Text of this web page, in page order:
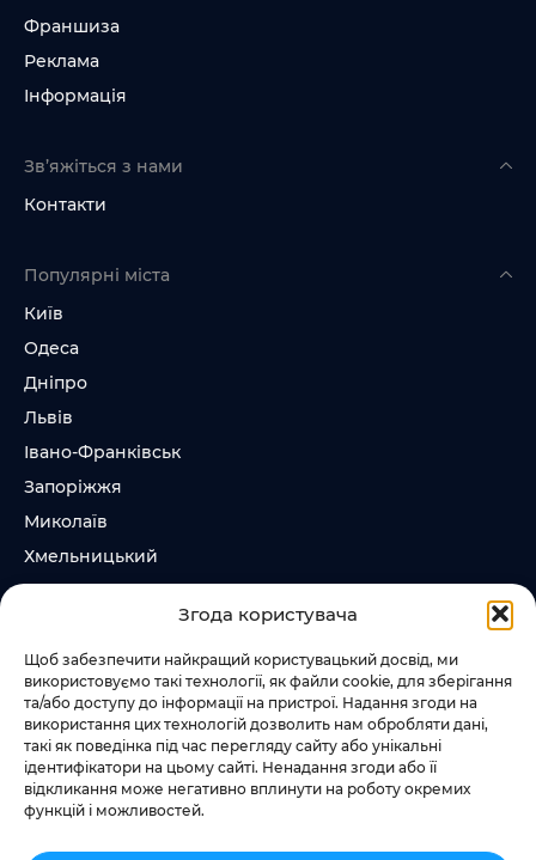
Згода користувача
Щоб забезпечити найкращий користувацький досвід, ми
використовуємо такі технології, як файли cookie, для зберігання
та/або доступу до інформації на пристрої. Надання згоди на
використання цих технологій дозволить нам обробляти дані,
такі як поведінка під час перегляду сайту або унікальні
ідентифікатори на цьому сайті. Ненадання згоди або її
відкликання може негативно вплинути на роботу окремих
функцій і можливостей.
Франшиза
Реклама
Інформація
Зв’яжіться з нами
Контакти
Популярні міста
Київ
Одеса
Дніпро
Львів
Івано-Франківськ
Запоріжжя
Миколаїв
Хмельницький
Суми
Слідкувати за нами
+38 073 185 81 11
+38 067 457 86 44